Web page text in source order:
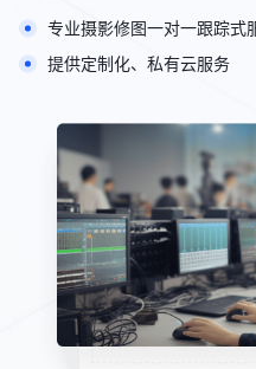
专业摄影修图一对一跟踪式
提供定制化、私有云服务